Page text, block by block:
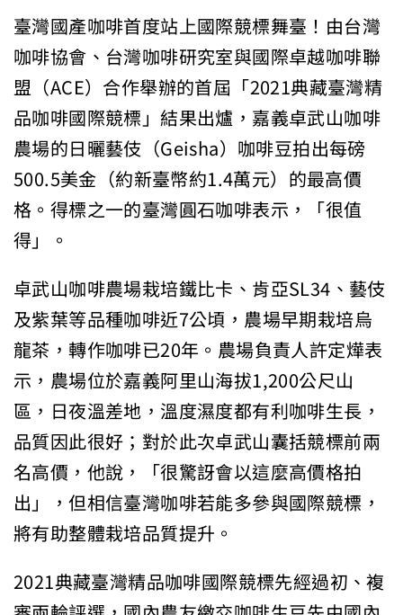
臺灣國產咖啡首度站上國際競標舞臺！由台灣
咖啡協會、台灣咖啡研究室與國際卓越咖啡聯
盟（ACE）合作舉辦的首屆「2021典藏臺灣精
品咖啡國際競標」結果出爐，嘉義卓武山咖啡
農場的日曬藝伎（Geisha）咖啡豆拍出每磅
500.5美金（約新臺幣約1.4萬元）的最高價
格。得標之一的臺灣圓石咖啡表示，「很值
得」。
卓武山咖啡農場栽培鐵比卡、肯亞SL34、藝伎
及紫葉等品種咖啡近7公頃，農場早期栽培烏
龍茶，轉作咖啡已20年。農場負責人許定燁表
示，農場位於嘉義阿里山海拔1,200公尺山
區，日夜溫差地，溫度濕度都有利咖啡生長，
品質因此很好；對於此次卓武山囊括競標前兩
名高價，他說，「很驚訝會以這麼高價格拍
出」，但相信臺灣咖啡若能多參與國際競標，
將有助整體栽培品質提升。
2021典藏臺灣精品咖啡國際競標先經過初、複